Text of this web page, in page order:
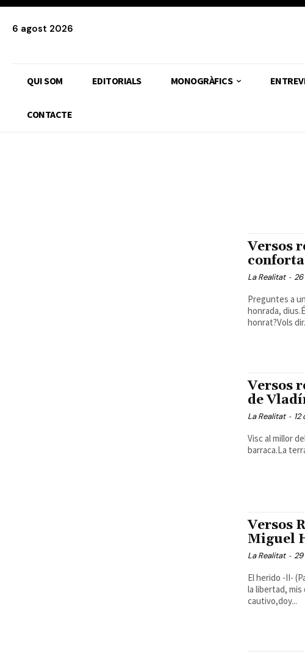
6 agost 2026
QUI SOM EDITORIALS MONOGRÀFICS
CONTACTE
Versos
La Realitat -
Preguntes a
honrada,
honrat?Vols
Versos
de
La Realitat -
Visc al millor
barraca.La
Versos
Miguel
La Realitat -
El herido -II-
la libertad, mis
cautivo,doy...